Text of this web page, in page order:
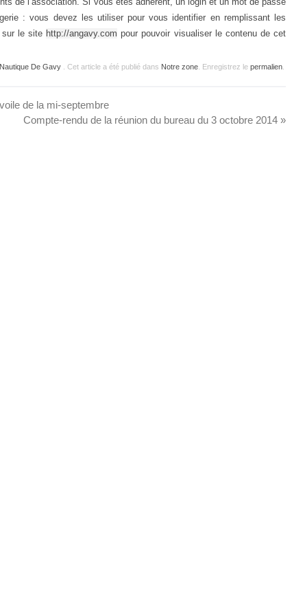
: vous devez les utiliser pour vous identifier en remplissant les
sur le site http://angavy.com pour pouvoir visualiser le contenu de cet
De Gavy . Cet article a été publié dans Notre zone . Enregistrez le permalien
de la mi-septembre
Compte-rendu de la réunion du bureau du 3 octobre 2014 »